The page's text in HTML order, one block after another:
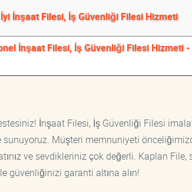
İyi İnşaat Filesi, İş Güvenliği Filesi Hizmeti
İnşaat Filesi, İş Güvenliği Filesi Hizmeti
İnşaat Filesi, İş Güvenliği Filesi
Müşteri memnuniyeti
ve sevdikleriniz çok değerli. Kaplan File,
güvenliğinizi garanti altına alın!